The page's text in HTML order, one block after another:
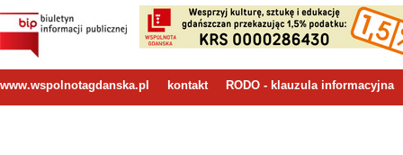
www.wspolnotagdanska.pl kontakt RODO - klauzula informacyjna